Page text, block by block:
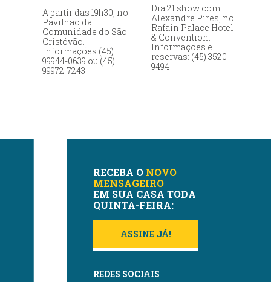
A partir das 19h30, no
Pavilhão da
Comunidade do São
Cristóvão.
Informações (45)
99944-0639 ou (45)
99972-7243
Dia 21 show com
Alexandre Pires, no
Rafain Palace Hotel
& Convention.
Informações e
reservas: (45) 3520-
9494
RECEBA O NOVO
MENSAGEIRO
EM SUA CASA TODA
QUINTA-FEIRA:
ASSINE JÁ!
REDES SOCIAIS